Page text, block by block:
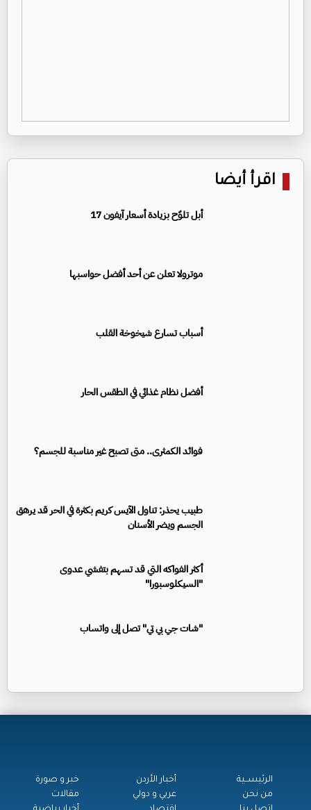
اقرأ أيضا
أبل تلوّح بزيادة أسعار آيفون 17
موترولا تعلن عن أحد أفضل حواسبها
أسباب تسارع شيخوخة القلب
أفضل نظام غذائي في الطقس الحار
فوائد الكمثرى.. متى تصبح غير مناسبة للجسم؟
طبيب يحذر: تناول الآيس كريم بكثرة في الحر قد يرهق
الجسم ويضر الأسنان
أكثر الفواكه التي قد تسهم بتفشي عدوى
"السيكلوسبورا"
"شات جي بي تي" تصل إلى واتساب
الرئيســية
من نحن
أخبار الأردن
عربي و دولي
خبر و صورة
مقالات